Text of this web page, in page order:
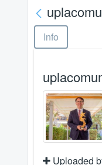
Info
Uploaded